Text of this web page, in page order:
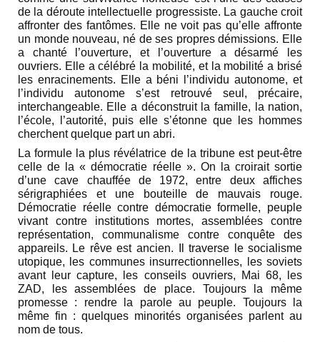
de la déroute intellectuelle progressiste. La gauche croit
affronter des fantômes. Elle ne voit pas qu’elle affronte
un monde nouveau, né de ses propres démissions. Elle
a chanté l’ouverture, et l’ouverture a désarmé les
ouvriers. Elle a célébré la mobilité, et la mobilité a brisé
les enracinements. Elle a béni l’individu autonome, et
l’individu autonome s’est retrouvé seul, précaire,
interchangeable. Elle a déconstruit la famille, la nation,
l’école, l’autorité, puis elle s’étonne que les hommes
cherchent quelque part un abri.
La formule la plus révélatrice de la tribune est peut-être
celle de la « démocratie réelle ». On la croirait sortie
d’une cave chauffée de 1972, entre deux affiches
sérigraphiées et une bouteille de mauvais rouge.
Démocratie réelle contre démocratie formelle, peuple
vivant contre institutions mortes, assemblées contre
représentation, communalisme contre conquête des
appareils. Le rêve est ancien. Il traverse le socialisme
utopique, les communes insurrectionnelles, les soviets
avant leur capture, les conseils ouvriers, Mai 68, les
ZAD, les assemblées de place. Toujours la même
promesse : rendre la parole au peuple. Toujours la
même fin : quelques minorités organisées parlent au
nom de tous.